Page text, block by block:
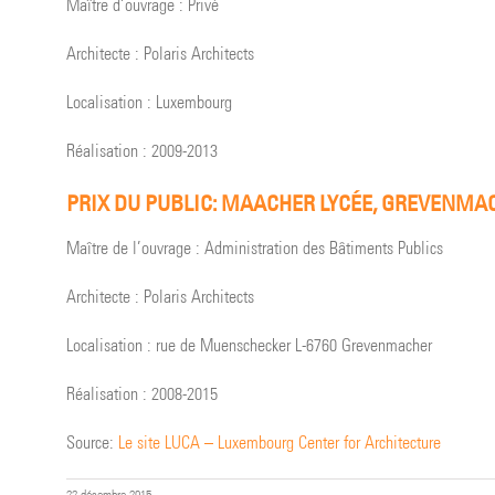
Maître d’ouvrage : Privé
Architecte : Polaris Architects
Localisation : Luxembourg
Réalisation : 2009-2013
PRIX DU PUBLIC: MAACHER LYCÉE,
Maître de l’ouvrage : Administration des Bâtiments Publics
Architecte : Polaris Architects
Localisation : rue de Muenschecker L-6760 Grevenmacher
Réalisation : 2008-2015
Source: Le site LUCA – Luxembourg Center for Architecture